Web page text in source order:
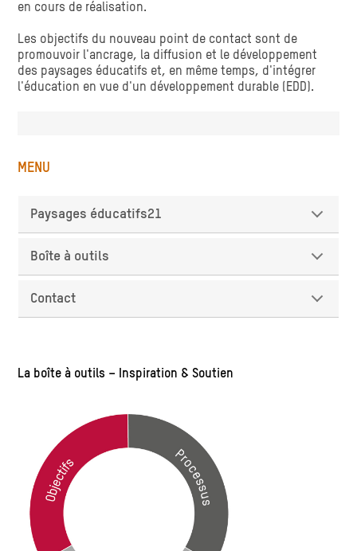
en cours de réalisation.
Les objectifs du nouveau point de contact sont de
promouvoir l'ancrage, la diffusion et le développement
des paysages éducatifs et, en même temps, d'intégrer
l'éducation en vue d'un développement durable (EDD).
MENU
Paysages éducatifs21
Boîte à outils
Contact
La boîte à outils – Inspiration & Soutien